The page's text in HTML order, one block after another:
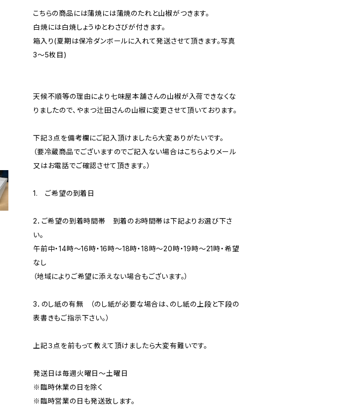
こちらの商品には蒲焼には蒲焼のたれと山椒がつきます。
白焼には白焼しょうゆとわさびが付きます。
箱入り(夏期は保冷ダンボールに入れて発送させて頂きます。写真
3〜5枚目)
天候不順等の理由により七味屋本舗さんの山椒が入荷できなくな
りましたので、やまつ辻田さんの山椒に変更させて頂いております。
下記３点を備考欄にご記入頂けましたら大変ありがたいです。
（要冷蔵商品でございますのでご記入ない場合はこちらよりメール
又はお電話でご確認させて頂きます。）
1. ご希望の到着日
2．ご希望の到着時間帯 到着のお時間帯は下記よりお選び下さ
い。
午前中・14時～16時・16時～18時・18時～20時・19時～21時・希望
なし
（地域によりご希望に添えない場合もございます。）
3．のし紙の有無 （のし紙が必要な場合は、のし紙の上段と下段の
表書きもご指示下さい。）
上記３点を前もって教えて頂けましたら大変有難いです。
発送日は毎週火曜日～土曜日
※臨時休業の日を除く
※臨時営業の日も発送致します。